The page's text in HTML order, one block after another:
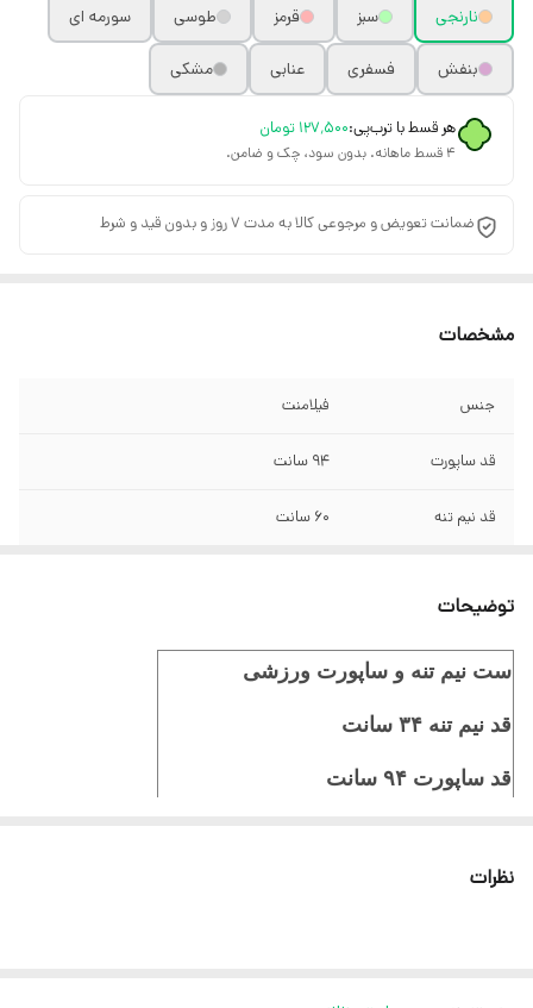
نارنجی
سبز قرمز طوسی سورمه ای
بنفش فسفری عنابی مشکی
هر قسط با ترب‌پی:۱۲۷٬۵۰۰ تومان
۴ قسط ماهانه. بدون سود، چک و ضامن.
ضمانت تعویض و مرجوعی کالا به مدت 7 روز و بدون قید و شرط
مشخصات
جنس فیلامنت
قد ساپورت ۹۴ سانت
قد نیم تنه ۶۰ سانت
توضیحات
ست نیم تنه و ساپورت ورزشی
قد نیم تنه ۳۴ سانت
قد ساپورت ۹۴ سانت
جنس فیلامنت فول کش
نظرات